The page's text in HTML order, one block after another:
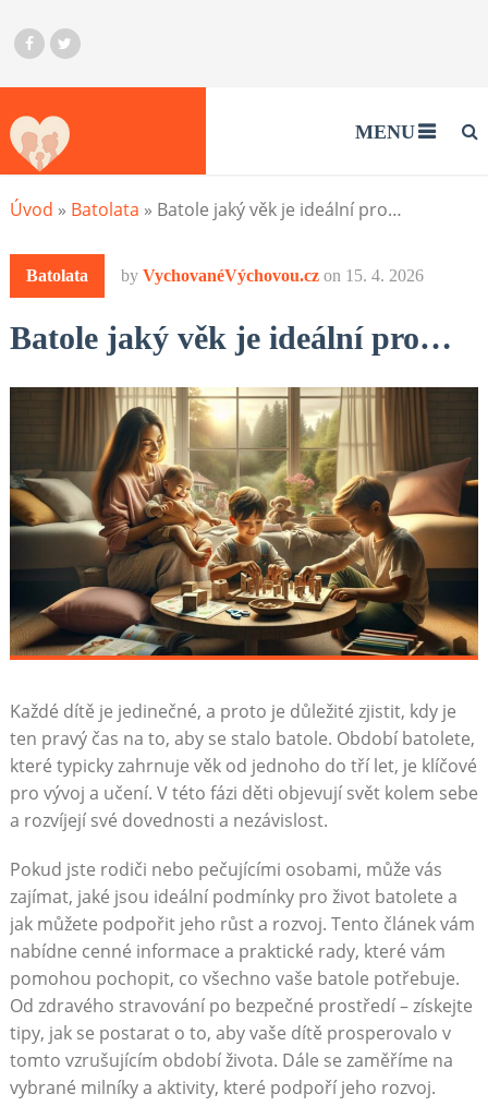
MENU
Úvod » Batolata » Batole jaký věk je ideální pro…
Batolata by VychovanéVýchovou.cz on 15. 4. 2026
Batole jaký věk je ideální pro…
Každé dítě je jedinečné, a proto je důležité zjistit, kdy je
ten pravý čas na to, aby se stalo batole. Období batolete,
které typicky zahrnuje věk od jednoho do tří let, je klíčové
pro vývoj a učení. V této fázi děti objevují svět kolem sebe
a rozvíjejí své dovednosti a nezávislost.
Pokud jste rodiči nebo pečujícími osobami, může vás
zajímat, jaké jsou ideální podmínky pro život batolete a
jak můžete podpořit jeho růst a rozvoj. Tento článek vám
nabídne cenné informace a praktické rady, které vám
pomohou pochopit, co všechno vaše batole potřebuje.
Od zdravého stravování po bezpečné prostředí – získejte
tipy, jak se postarat o to, aby vaše dítě prosperovalo v
tomto vzrušujícím období života. Dále se zaměříme na
vybrané milníky a aktivity, které podpoří jeho rozvoj.